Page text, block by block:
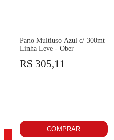
Pano Multiuso Azul c/ 300mt
Linha Leve - Ober
R$ 305,11
COMPRAR